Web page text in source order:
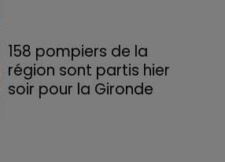
158 pompiers de la
région sont partis hier
soir pour la Gironde